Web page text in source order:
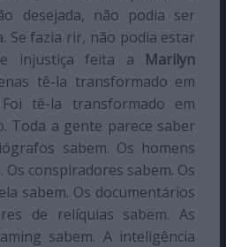
desejada, não podia ser
Se fazia rir, não podia estar
injustiça feita a Marilyn
tê-la transformado em
tê-la transformado em
Toda a gente parece saber
sabem. Os homens
Os conspiradores sabem. Os
sabem. Os documentários
de relíquias sabem. As
sabem. A inteligência